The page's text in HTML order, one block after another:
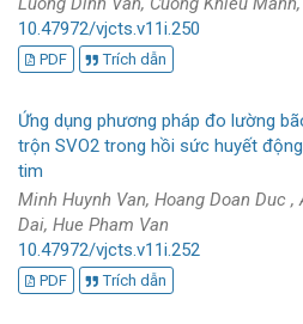
10.47972/vjcts.v11i.250
PDF Trích dẫn
Ứng dụng phương pháp đo lường
trộn SVO2 trong hồi sức huyết
tim
Minh Huynh Van, Hoang Doan Duc ,
Dai, Hue Pham Van
10.47972/vjcts.v11i.252
PDF Trích dẫn